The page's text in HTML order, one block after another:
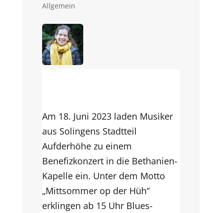
Allgemein
Am 18. Juni 2023 laden Musiker
aus Solingens Stadtteil
Aufderhöhe zu einem
Benefizkonzert in die Bethanien-
Kapelle ein. Unter dem Motto
„Mittsommer op der Hüh“
erklingen ab 15 Uhr Blues-